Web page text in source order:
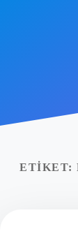
Yasal
ETIKET: